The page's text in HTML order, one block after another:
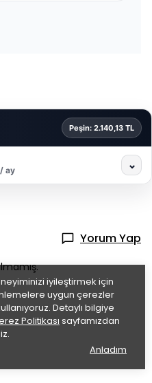
iyileştirmek için
uygun çerezler
Detaylı bilgiye
Politikası sayfamızdan
Anladım
Peşin: 2.140,13 TL
ay ⌄
Yorum Yap